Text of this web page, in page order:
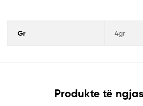
Gr 4gr
Produkte të